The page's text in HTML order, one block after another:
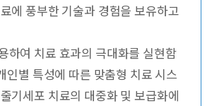
에 풍부한 기술과 경험을 보유하고
하여 치료 효과의 극대화를 실현함
인별 특성에 따른 맞춤형 치료 시스
기세포 치료의 대중화 및 보급화에